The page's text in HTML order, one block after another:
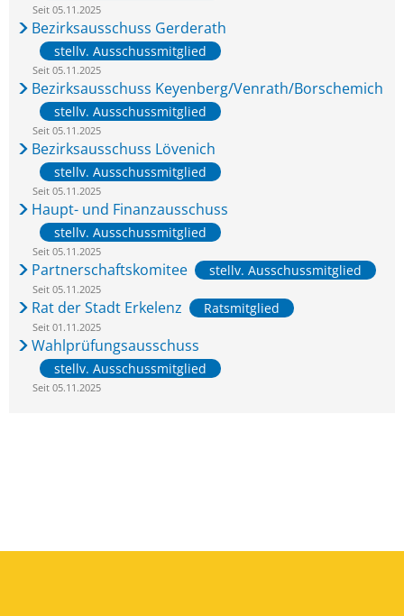
Seit 05.11.2025
Bezirksausschuss Gerderath
stellv. Ausschussmitglied
Seit 05.11.2025
Bezirksausschuss Keyenberg/Venrath/Borschemich
stellv. Ausschussmitglied
Seit 05.11.2025
Bezirksausschuss Lövenich
stellv. Ausschussmitglied
Seit 05.11.2025
Haupt- und Finanzausschuss
stellv. Ausschussmitglied
Seit 05.11.2025
Partnerschaftskomitee stellv. Ausschussmitglied
Seit 05.11.2025
Rat der Stadt Erkelenz Ratsmitglied
Seit 01.11.2025
Wahlprüfungsausschuss
stellv. Ausschussmitglied
Seit 05.11.2025